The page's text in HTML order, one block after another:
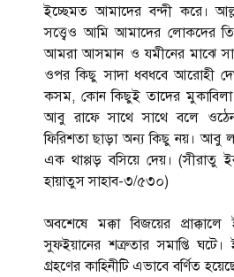
ইচ্ছেমত আমাদের বন্দী করে।
সত্ত্বেও আমি আমাদের লোকদের
আমরা আসমান ও যমীনের মাঝে
ওপর কিছু সাদা ধবধবে আরোহী
কসম, কোন কিছুই তাদের
আবু রাফে সাথে সাথে বলে
ফিরিশতা ছাড়া অন্য কিছু নয়। আবু
এক থাপ্পড় বসিয়ে দেয়। (সীরাতু
হায়াতুস সাহাব-৩/৫৩০)
অবশেষে মক্কা বিজয়ের
সুফইয়ানের শত্রুতার সমাপ্তি
গ্রহণের কাহিনীটি এভাবে বর্ণিত